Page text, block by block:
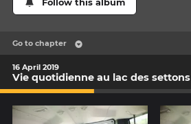
Follow this album
Go to chapter
16 April 2019
Vie quotidienne au lac des settons